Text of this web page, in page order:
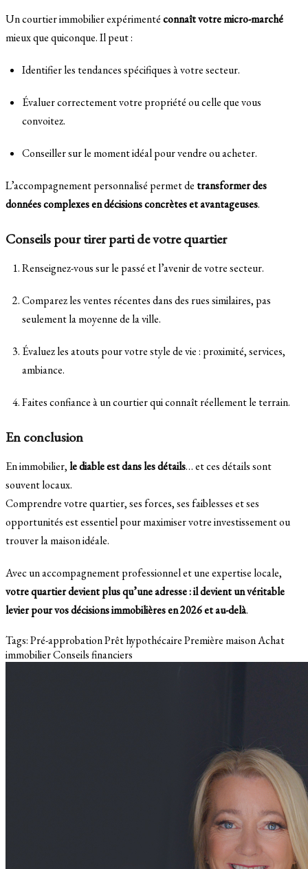
Un courtier immobilier expérimentéconnaît votre micro-marché
mieux que quiconque. Il peut :
Identifier les tendances spécifiques à votre secteur.
Évaluer correctement votre propriété ou celle que vous
convoitez.
Conseiller sur le moment idéal pour vendre ou acheter.
L’accompagnement personnalisé permet de transformer des
données complexes en décisions concrètes et avantageuses.
Conseils pour tirer parti de votre quartier
Renseignez-vous sur le passé et l’avenir de votre secteur.
Comparez les ventes récentes dans des rues similaires, pas
seulement la moyenne de la ville.
Évaluez les atouts pour votre style de vie : proximité, services,
ambiance.
Faites confiance à un courtier qui connaît réellement le terrain.
En conclusion
En immobilier,le diable est dans les détails… et ces détails sont
souvent locaux.
Comprendre votre quartier, ses forces, ses faiblesses et ses
opportunités est essentiel pour maximiser votre investissement ou
trouver la maison idéale.
Avec un accompagnement professionnel et une expertise locale,
votre quartier devient plus qu’une adresse : il devient un véritable
levier pour vos décisions immobilières en 2026 et au-delà.
Tags:Pré-approbationPrêt hypothécairePremière maisonAchat
immobilierConseils financiers